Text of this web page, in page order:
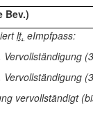
Bev.)
lt. eImpfpass:
vervollständigt